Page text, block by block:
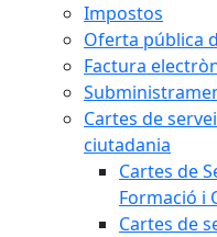
Impostos
Oferta pública
Factura
Cartes de
ciutadania
Cartes de
Formació i
Cartes de